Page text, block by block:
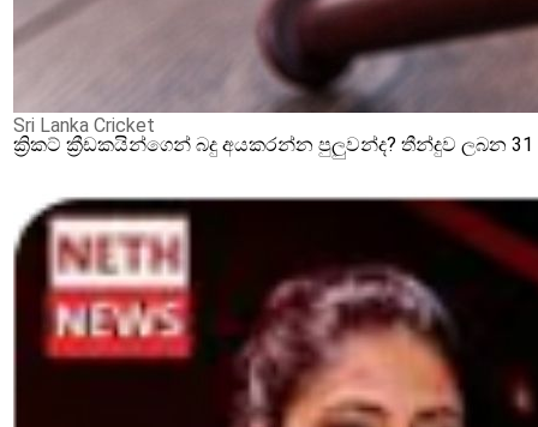
Sri Lanka Cricket
ක්‍රිකට් ක්‍රීඩකයින්ගෙන් බදු අයකරන්න පුලුවන්ද? තීන්දුව ලබන 31